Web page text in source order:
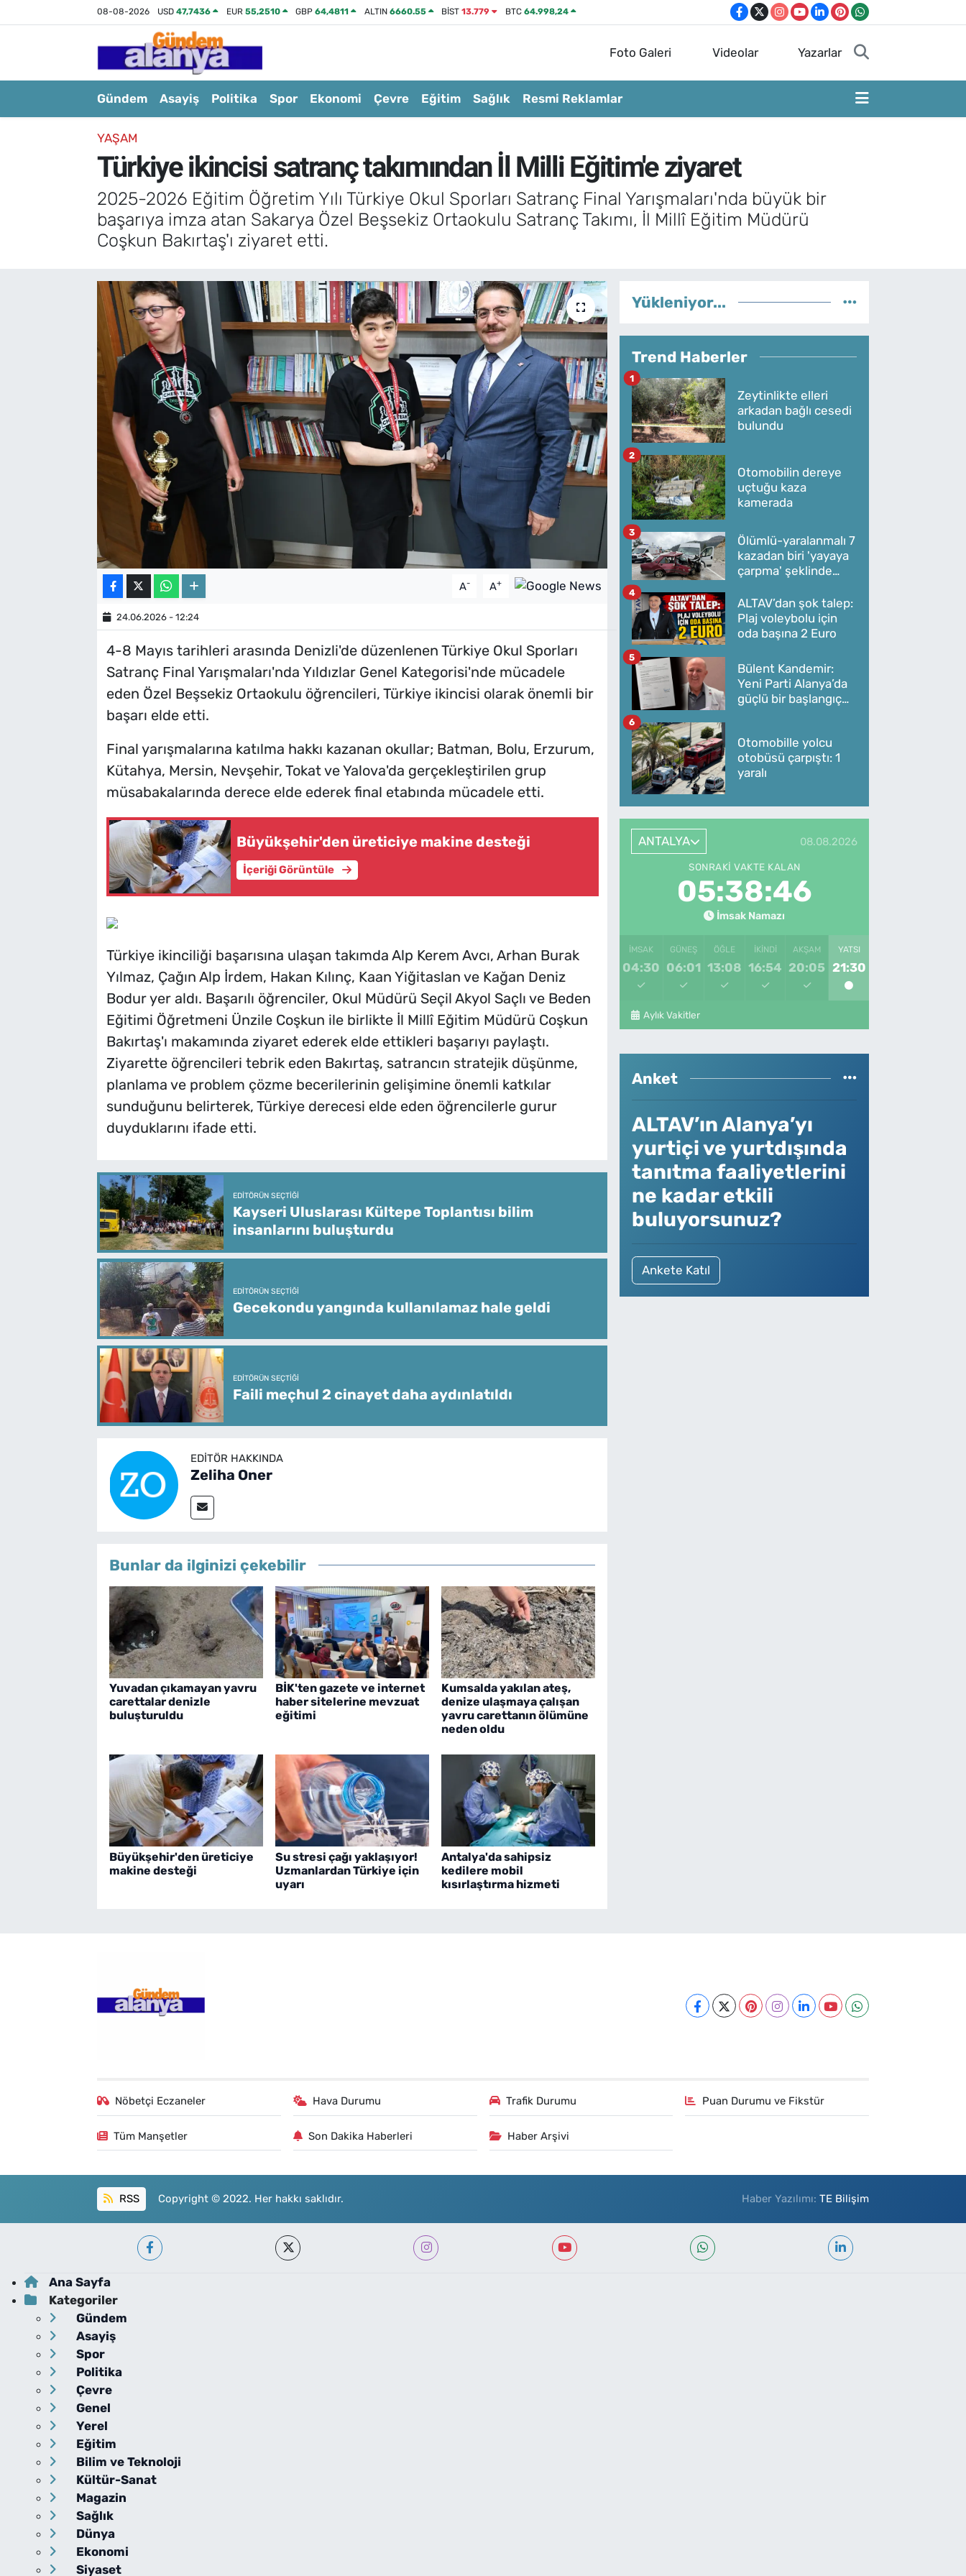
08-08-2026 USD47,7436 EUR 55,2510 GBP64,4811 ALTIN 6660.55 BİST13.779 BTC 64.998,24
Foto Galeri Videolar Yazarlar
Gündem Asayiş Politika Spor Ekonomi Çevre Eğitim Sağlık Resmi Reklamlar
YAŞAM
Türkiye ikincisi satranç takımından İl Milli Eğitim'e ziyaret
2025-2026 Eğitim Öğretim Yılı Türkiye Okul Sporları Satranç Final Yarışmaları'nda büyük bir
başarıya imza atan Sakarya Özel Beşsekiz Ortaokulu Satranç Takımı, İl Millî Eğitim Müdürü
Coşkun Bakırtaş'ı ziyaret etti.
A- A+
24.06.2026 - 12:24
4-8 Mayıs tarihleri arasında Denizli'de düzenlenen Türkiye Okul Sporları
Satranç Final Yarışmaları'nda Yıldızlar Genel Kategorisi'nde mücadele
eden Özel Beşsekiz Ortaokulu öğrencileri, Türkiye ikincisi olarak önemli bir
başarı elde etti.
Final yarışmalarına katılma hakkı kazanan okullar; Batman, Bolu, Erzurum,
Kütahya, Mersin, Nevşehir, Tokat ve Yalova'da gerçekleştirilen grup
müsabakalarında derece elde ederek final etabında mücadele etti.
Büyükşehir'den üreticiye makine desteği
İçeriği Görüntüle
Türkiye ikinciliği başarısına ulaşan takımda Alp Kerem Avcı, Arhan Burak
Yılmaz, Çağın Alp İrdem, Hakan Kılınç, Kaan Yiğitaslan ve Kağan Deniz
Bodur yer aldı. Başarılı öğrenciler, Okul Müdürü Seçil Akyol Saçlı ve Beden
Eğitimi Öğretmeni Ünzile Coşkun ile birlikte İl Millî Eğitim Müdürü Coşkun
Bakırtaş'ı makamında ziyaret ederek elde ettikleri başarıyı paylaştı.
Ziyarette öğrencileri tebrik eden Bakırtaş, satrancın stratejik düşünme,
planlama ve problem çözme becerilerinin gelişimine önemli katkılar
sunduğunu belirterek, Türkiye derecesi elde eden öğrencilerle gurur
duyduklarını ifade etti.
EDITÖRÜN SEÇTIĞI
Kayseri Uluslarası Kültepe Toplantısı bilim
insanlarını buluşturdu
EDITÖRÜN SEÇTIĞI
Gecekondu yangında kullanılamaz hale geldi
EDITÖRÜN SEÇTIĞI
Faili meçhul 2 cinayet daha aydınlatıldı
EDITÖR HAKKINDA
Zeliha Oner
Bunlar da ilginizi çekebilir
Yuvadan çıkamayan yavru
carettalar denizle
buluşturuldu
BİK'ten gazete ve internet
haber sitelerine mevzuat
eğitimi
Kumsalda yakılan ateş,
denize ulaşmaya çalışan
yavru carettanın ölümüne
neden oldu
Büyükşehir'den üreticiye
makine desteği
Su stresi çağı yaklaşıyor!
Uzmanlardan Türkiye için
uyarı
Antalya'da sahipsiz
kedilere mobil
kısırlaştırma hizmeti
Yükleniyor...
Trend Haberler
Zeytinlikte elleri
arkadan bağlı cesedi
bulundu
1
Otomobilin dereye
uçtuğu kaza
kamerada
2
Ölümlü-yaralanmalı 7
kazadan biri 'yayaya
çarpma' şeklinde
3
ALTAV’dan şok talep:
Plaj voleybolu için
oda başına 2 Euro
4
Bülent Kandemir:
Yeni Parti Alanya’da
güçlü bir başlangıç
5
Otomobille yolcu
otobüsü çarpıştı: 1
yaralı
6
ANTALYA 08.08.2026
SONRAKI VAKTE KALAN
05:38:46
İmsak Namazı
İMSAK
04:30
GÜNEŞ
06:01
ÖĞLE
13:08
İKINDI
16:54
AKŞAM
20:05
YATSI
21:30
Aylık Vakitler
Anket
ALTAV’ın Alanya’yı
yurtiçi ve yurtdışında
tanıtma faaliyetlerini
ne kadar etkili
buluyorsunuz?
Ankete Katıl
Nöbetçi Eczaneler Hava Durumu Trafik Durumu Puan Durumu ve Fikstür
Tüm Manşetler Son Dakika Haberleri Haber Arşivi
RSS Copyright © 2022. Her hakkı saklıdır. Haber Yazılımı:TE Bilişim
Ana Sayfa
Kategoriler
Gündem
Asayiş
Spor
Politika
Çevre
Genel
Yerel
Eğitim
Bilim ve Teknoloji
Kültür-Sanat
Magazin
Sağlık
Dünya
Ekonomi
Siyaset